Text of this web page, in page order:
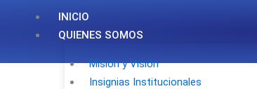
INICIO
QUIENES SOMOS
Misión y Visión
Insignias Institucionales